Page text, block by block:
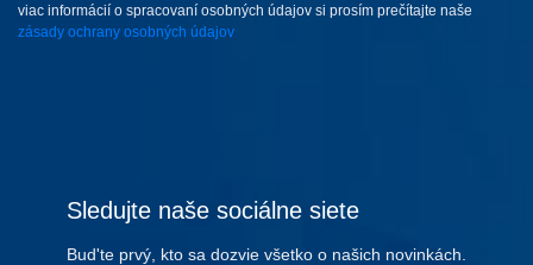
viac informácií o spracovaní osobných údajov si prosím prečítajte naše
zásady ochrany osobných údajov
Sledujte naše sociálne siete
Bud'te prvý, kto sa dozvie všetko o našich novinkách.